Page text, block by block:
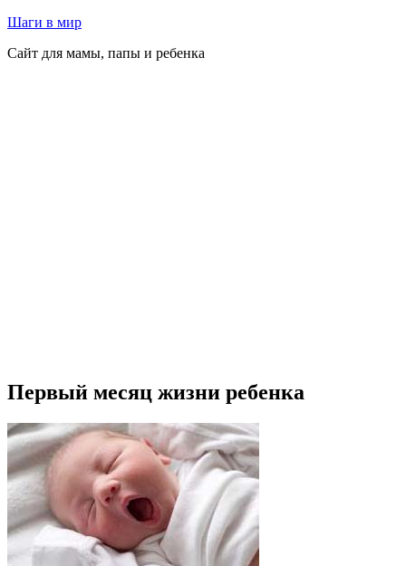
Перейти
содержимому
Шаги в мир
Сайт для мамы, папы и ребенка
Первый месяц жизни ребенка